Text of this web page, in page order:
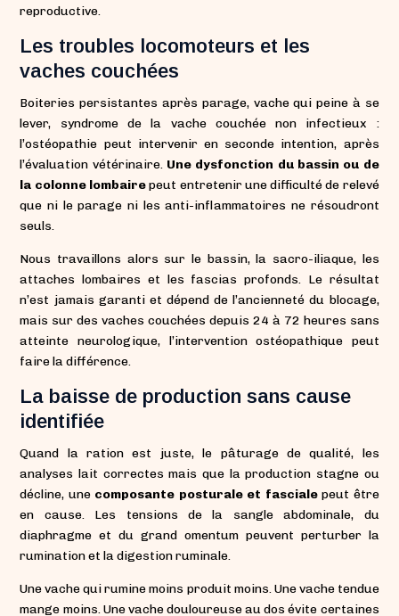
reproductive.
Les troubles locomoteurs et les
vaches couchées
Boiteries persistantes après parage, vache qui peine à se
lever, syndrome de la vache couchée non infectieux :
l’ostéopathie peut intervenir en seconde intention, après
l’évaluation vétérinaire. Une dysfonction du bassin ou de
la colonne lombairepeut entretenir une difficulté de relevé
que ni le parage ni les anti-inflammatoires ne résoudront
seuls.
Nous travaillons alors sur le bassin, la sacro-iliaque, les
attaches lombaires et les fascias profonds. Le résultat
n’est jamais garanti et dépend de l’ancienneté du blocage,
mais sur des vaches couchées depuis 24 à 72 heures sans
atteinte neurologique, l’intervention ostéopathique peut
faire la différence.
La baisse de production sans cause
identifiée
Quand la ration est juste, le pâturage de qualité, les
analyses lait correctes mais que la production stagne ou
décline, une composante posturale et fascialepeut être
en cause. Les tensions de la sangle abdominale, du
diaphragme et du grand omentum peuvent perturber la
rumination et la digestion ruminale.
Une vache qui rumine moins produit moins. Une vache tendue
mange moins. Une vache douloureuse au dos évite certaines